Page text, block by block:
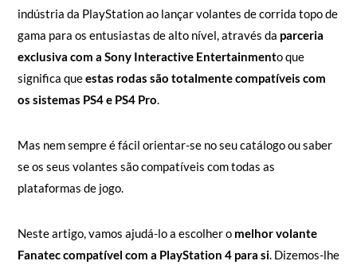
indústria da PlayStation ao lançar volantes de corrida topo de
gama para os entusiastas de alto nível, através da parceria
exclusiva com a Sony Interactive Entertainmento que
significa queestas rodas são totalmente compatíveis com
os sistemas PS4 e PS4 Pro.
Mas nem sempre é fácil orientar-se no seu catálogo ou saber
se os seus volantes são compatíveis com todas as
plataformas de jogo.
Neste artigo, vamos ajudá-lo a escolher o melhor volante
Fanatec compatível com a PlayStation 4 para si. Dizemos-lhe